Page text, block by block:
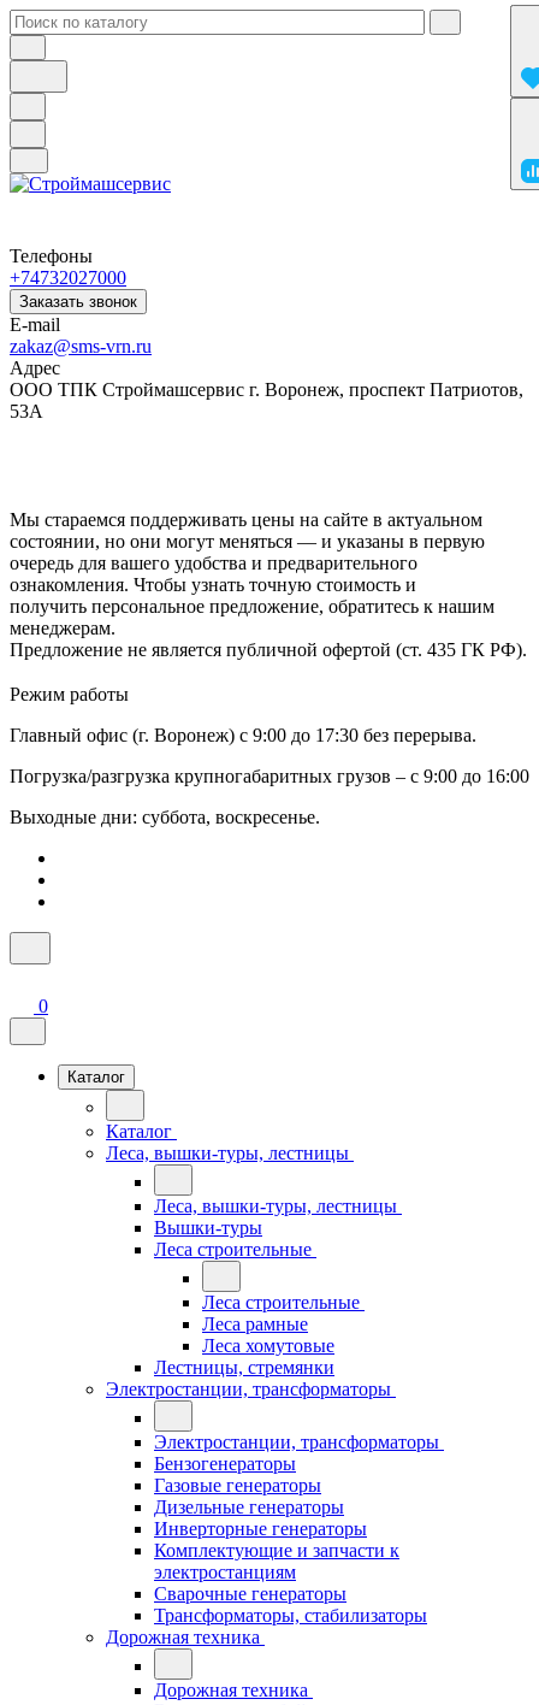
Телефоны
+74732027000
Заказать звонок
E-mail
zakaz@sms-vrn.ru
Адрес
ООО ТПК Строймашсервис г. Воронеж, проспект Патриотов,
53А
Мы стараемся поддерживать цены на сайте в актуальном
состоянии, но они могут меняться — и указаны в первую
очередь для вашего удобства и предварительного
ознакомления. Чтобы узнать точную стоимость и
получить персональное предложение, обратитесь к нашим
менеджерам.
Предложение не является публичной офертой (ст. 435 ГК РФ).
Режим работы
Главный офис (г. Воронеж) с 9:00 до 17:30 без перерыва.
Погрузка/разгрузка крупногабаритных грузов – с 9:00 до 16:00
Выходные дни: суббота, воскресенье.
0
Каталог
Каталог
Леса, вышки-туры, лестницы
Леса, вышки-туры, лестницы
Вышки-туры
Леса строительные
Леса строительные
Леса рамные
Леса хомутовые
Лестницы, стремянки
Электростанции, трансформаторы
Электростанции, трансформаторы
Бензогенераторы
Газовые генераторы
Дизельные генераторы
Инверторные генераторы
Комплектующие и запчасти к
электростанциям
Сварочные генераторы
Трансформаторы, стабилизаторы
Дорожная техника
Дорожная техника